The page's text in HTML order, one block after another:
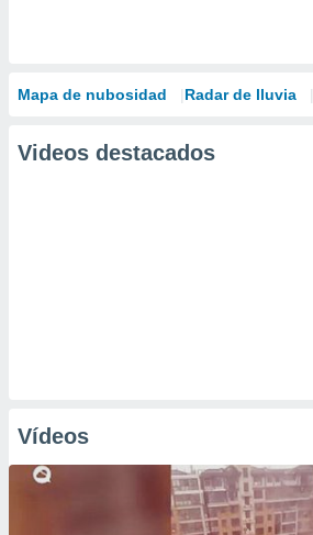
Mapa de nubosidad Radar de lluvia
Videos destacados
Vídeos